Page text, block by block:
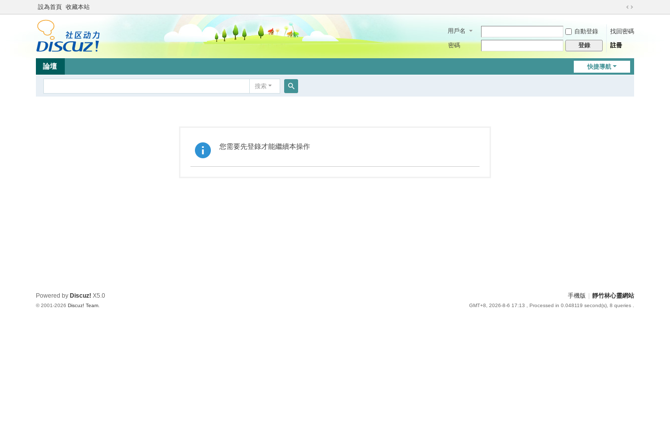
設為首頁 收藏本站
切
到
用戶名 自動登錄
找回密碼
密碼
登錄 註冊
快捷導航
論壇
搜索
您需要先登錄才能繼續本操作
手機版 靜竹林心靈網站
GMT+8, 2026-8-6 17:13 , Processed in 0.048119 second(s), 8 queries .
Powered by Discuz! X5.0
© 2001-2026 Discuz! Team